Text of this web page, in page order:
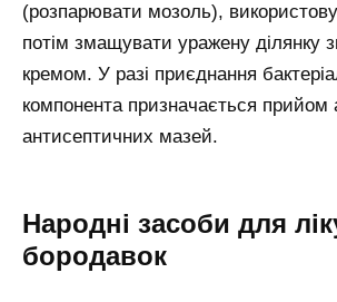
(розпарювати мозоль),
потім змащувати уражену ділянку
кремом. У разі приєднання
компонента призначається прийом
антисептичних мазей.
Народні засоби для
бородавок